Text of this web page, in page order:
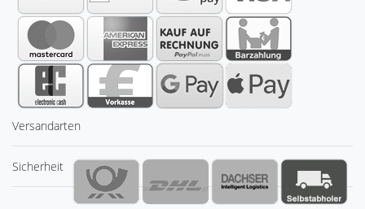
Versandarten
Sicherheit